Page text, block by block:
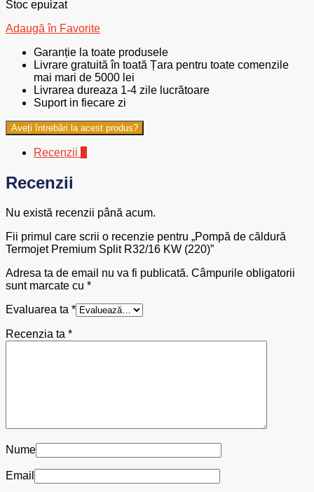
Stoc epuizat
Adaugă în Favorite
Garanție la toate produsele
Livrare gratuită în toată Țara pentru toate comenzile
mai mari de 5000 lei
Livrarea dureaza 1-4 zile lucrătoare
Suport in fiecare zi
Aveți întrebări la acest produs?
Recenzii
Recenzii
Nu există recenzii până acum.
Fii primul care scrii o recenzie pentru „Pompă de căldură
Termojet Premium Split R32/16 KW (220)”
Adresa ta de email nu va fi publicată. Câmpurile obligatorii
sunt marcate cu *
Evaluarea ta *
Recenzia ta *
Nume
Email